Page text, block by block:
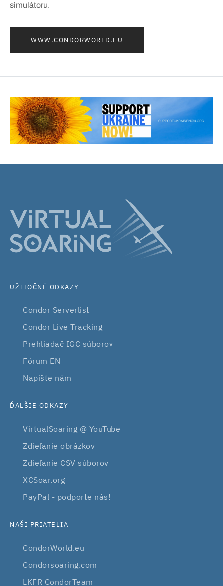
simulátoru.
WWW.CONDORWORLD.EU
UŽITOČNÉ ODKAZY
Condor Serverlist
Condor Live Tracking
Prehliadač IGC súborov
Fórum EN
Napište nám
ĎALŠIE ODKAZY
VirtualSoaring @ YouTube
Zdieľanie obrázkov
Zdieľanie CSV súborov
XCSoar.org
PayPal - podporte nás!
NAŠI PRIATELIA
CondorWorld.eu
Condorsoaring.com
LKFR CondorTeam